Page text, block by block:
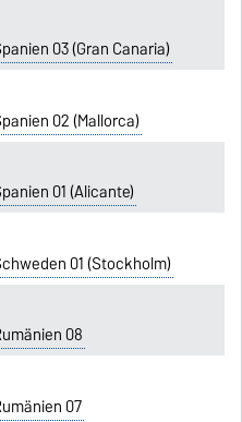
03 (Gran Canaria)
02 (Mallorca)
01 (Alicante)
01 (Stockholm)
08
07